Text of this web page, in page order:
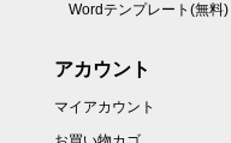
Wordテンプレート(無料)
アカウント
マイアカウント